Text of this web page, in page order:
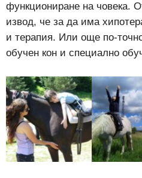
функциониране на човека.
извод, че за да има
и терапия. Или още по-
обучен кон и специално